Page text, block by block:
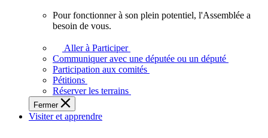
plein
potentiel,
l'Assemblée
a
besoin
de
Pour fonctionner à son plein potentiel, l'Assemblée a
besoin de vous.
Aller à Participer
Communiquer avec une députée ou un député
Participation aux comités
Pétitions
Réserver les terrains
Fermer
Visiter et apprendre